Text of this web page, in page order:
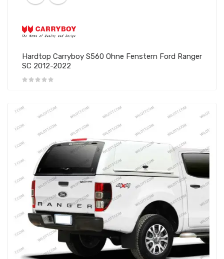
Hardtop Carryboy S560 Ohne Fenstern Ford Ranger
SC 2012-2022